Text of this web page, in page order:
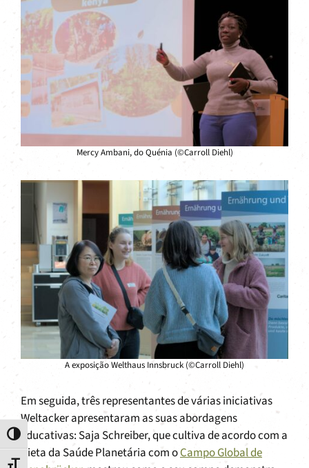
Toggle High Contrast
Mercy Ambani, do Quénia (©Carroll Diehl)
A exposição Welthaus Innsbruck (©Carroll Diehl)
Em seguida, três representantes de várias iniciativas
Weltacker apresentaram as suas abordagens
educativas: Saja Schreiber, que cultiva de acordo com a
Dieta da Saúde Planetária com oCampo Global de